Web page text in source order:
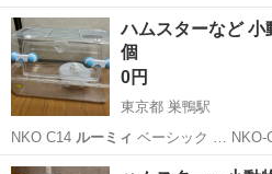
ぺ… た 。 1階はルーミィ60のケージに
45を使用してマ…
東京 八王子市 北八王子駅 そ
ハムスターなど
個
0円
東京都 巣鴨駅
NKO C14 ルーミィ ベーシック …
東京 文京区 巣鴨駅 その他